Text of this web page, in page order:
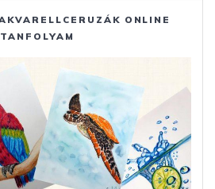
ONLINE
TANFOLYAM